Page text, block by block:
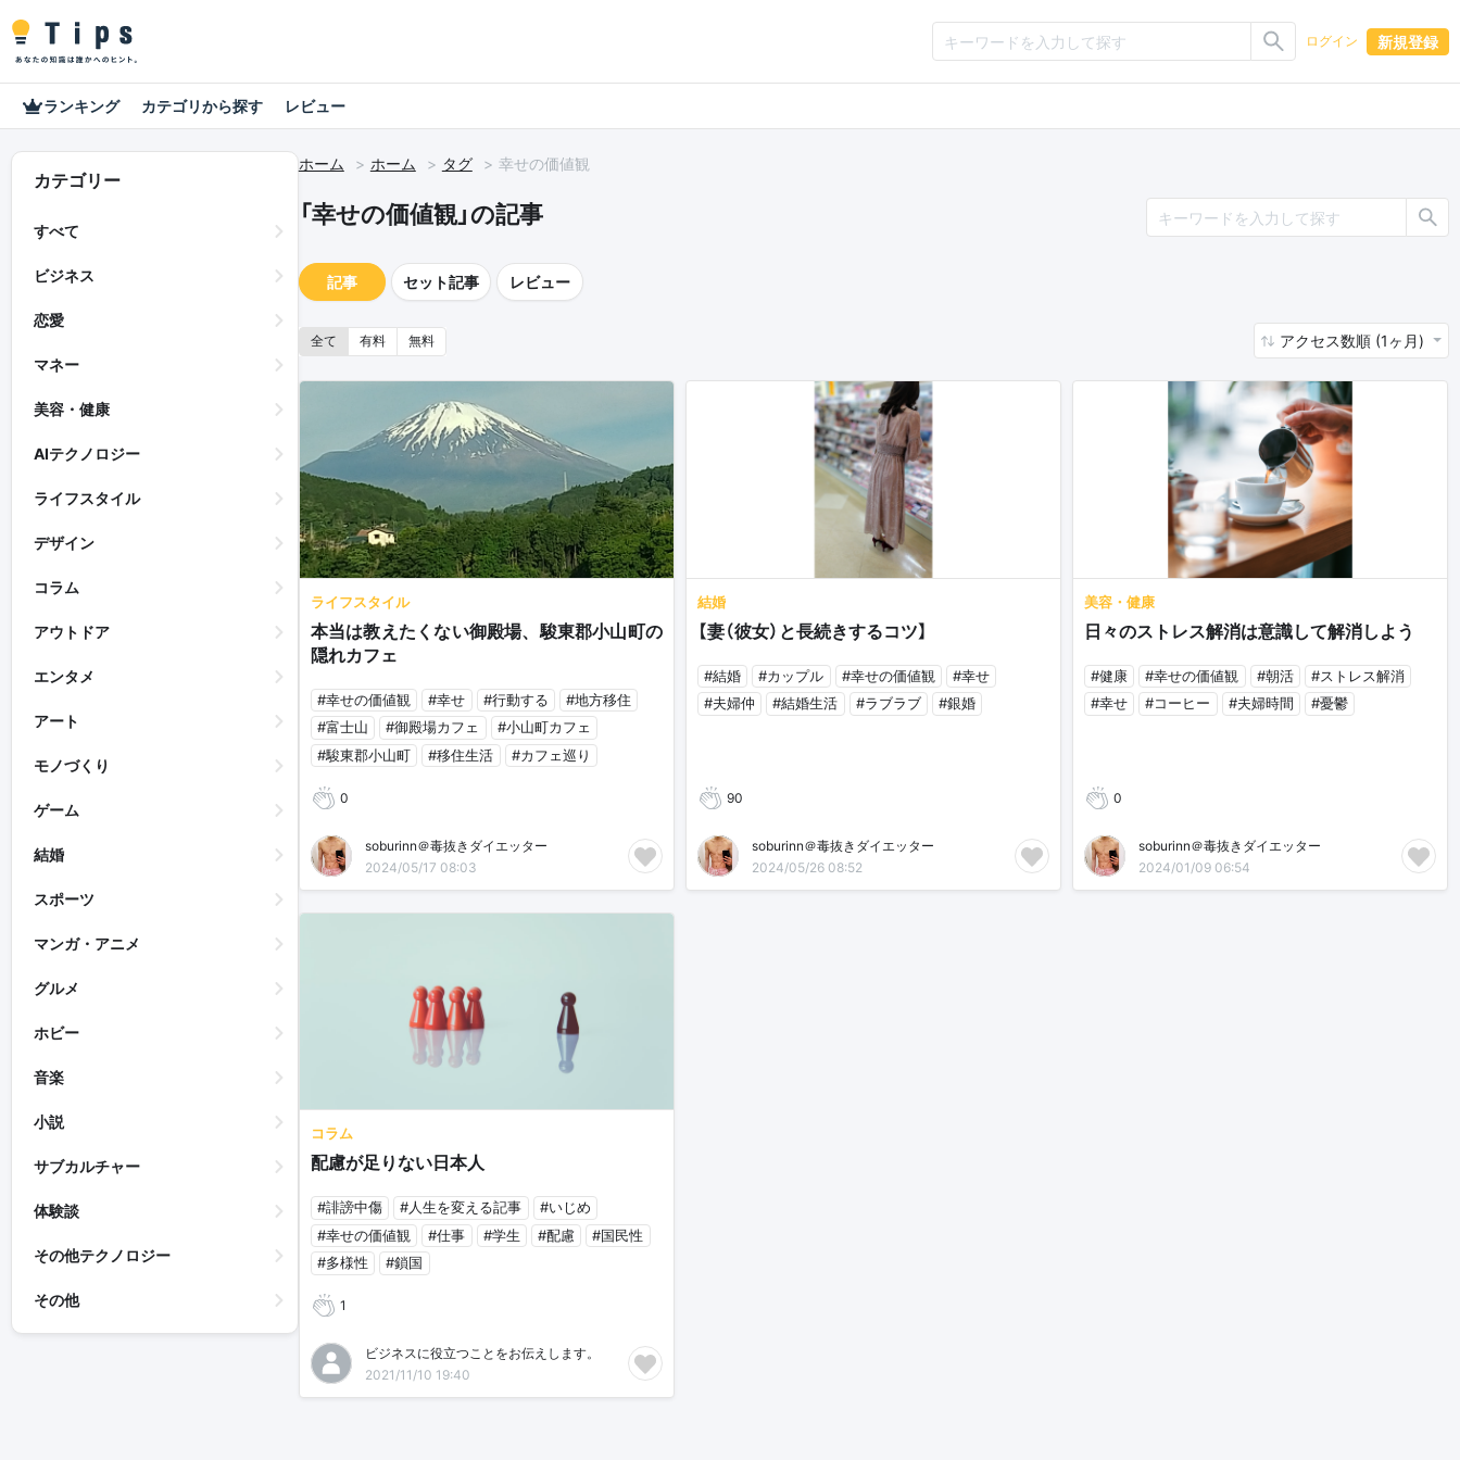
ログイン 新規登録
ランキング カテゴリから探す レビュー
カテゴリー
すべて
ビジネス
恋愛
マネー
美容・健康
AIテクノロジー
ライフスタイル
デザイン
コラム
アウトドア
エンタメ
アート
モノづくり
ゲーム
結婚
スポーツ
マンガ・アニメ
グルメ
ホビー
音楽
小説
サブカルチャー
体験談
その他テクノロジー
その他
ホーム ホーム タグ 幸せの価値観
「幸せの価値観」の記事
記事 セット記事 レビュー
全て 有料 無料 アクセス数順 (1ヶ月)
ライフスタイル
本当は教えたくない御殿場、駿東郡小山町の
隠れカフェ
#幸せの価値観 #幸せ #行動する
#地方移住
#富士山
#御殿場カフェ
#小山町カフェ
#駿東郡小山町
#移住生活 #カフェ巡り
0
soburinn＠毒抜きダイエッター
2024/05/17 08:03
結婚
【妻（彼女）と長続きするコツ】
#結婚 #カップル #幸せの価値観
#幸せ
#夫婦仲
#結婚生活 #ラブラブ #銀婚
90
soburinn＠毒抜きダイエッター
2024/05/26 08:52
美容・健康
日々のストレス解消は意識して解消しよう
#健康 #幸せの価値観 #朝活
#ストレス解消
#幸せ
#コーヒー #夫婦時間 #憂鬱
0
soburinn＠毒抜きダイエッター
2024/01/09 06:54
コラム
配慮が足りない日本人
#誹謗中傷 #人生を変える記事
#いじめ
#幸せの価値観
#仕事 #学生 #配慮
#国民性
#多様性
#鎖国
1
ビジネスに役立つことをお伝えします。
2021/11/10 19:40